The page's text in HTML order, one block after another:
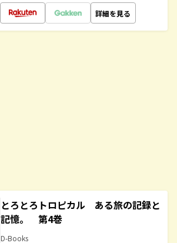
詳細を見る
とろとろトロピカル ある旅の記録と
記憶。 第4巻
D-Books